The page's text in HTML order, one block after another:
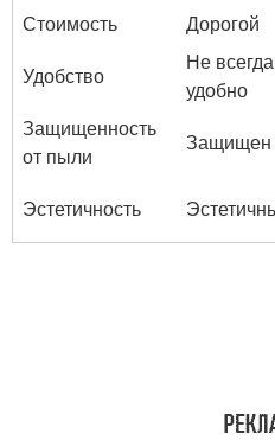
Стоимость
Дорогой
Удобство
Не всегда
удобно
Защищенность
от пыли
Защищен
Эстетичность